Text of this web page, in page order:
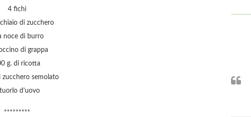
4 fichi
di zucchero
noce di burro
di grappa
g. di ricotta
zucchero semolato
d’uovo
*********